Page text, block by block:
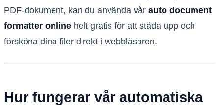
PDF-dokument, kan du använda vår auto document
formatter online helt gratis för att städa upp och
försköna dina filer direkt i webbläsaren.
Hur fungerar vår automatiska